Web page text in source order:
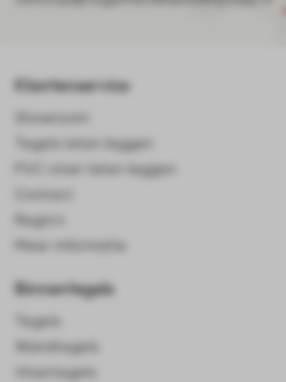
Klantenservice
Showroom
Tegels laten leggen
PVC vloer laten leggen
Regio's
Meer informatie
Binnentegels
Tegels
Wandtegels
Vloertegels